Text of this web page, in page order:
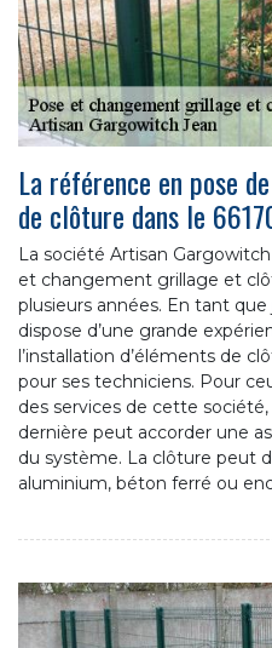
La référence en pose
de clôture dans le
La société Artisan
et changement grillage et
plusieurs années. En tant
dispose d’une grande
l’installation d’éléments de
pour ses techniciens. Pour
des services de cette
dernière peut accorder une
du système. La clôture peut
aluminium, béton ferré ou